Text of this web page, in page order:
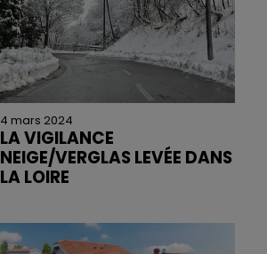
4 mars 2024
LA VIGILANCE
NEIGE/VERGLAS LEVÉE DANS
LA LOIRE